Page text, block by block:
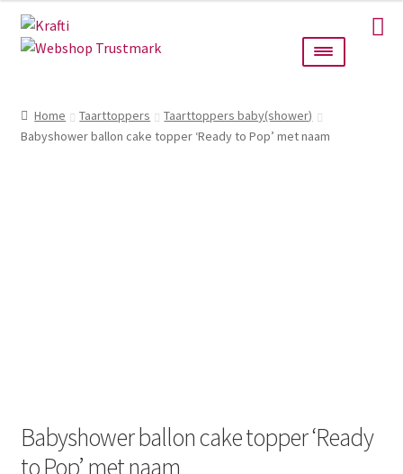
Ga
door
Ga
naar
Taarttoppers
Zakelijk
Home Taarttoppers
Taarttoppers baby(shower)
Babyshower ballon cake topper ‘Ready to Pop’ met naam
Babyshower ballon cake topper ‘Ready
to Pop’ met naam